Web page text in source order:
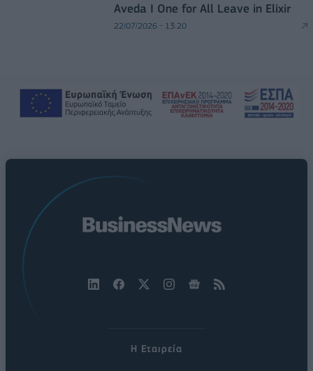
Aveda I One for All Leave in Elixir
22/07/2026 - 13:20
Η Εταιρεία